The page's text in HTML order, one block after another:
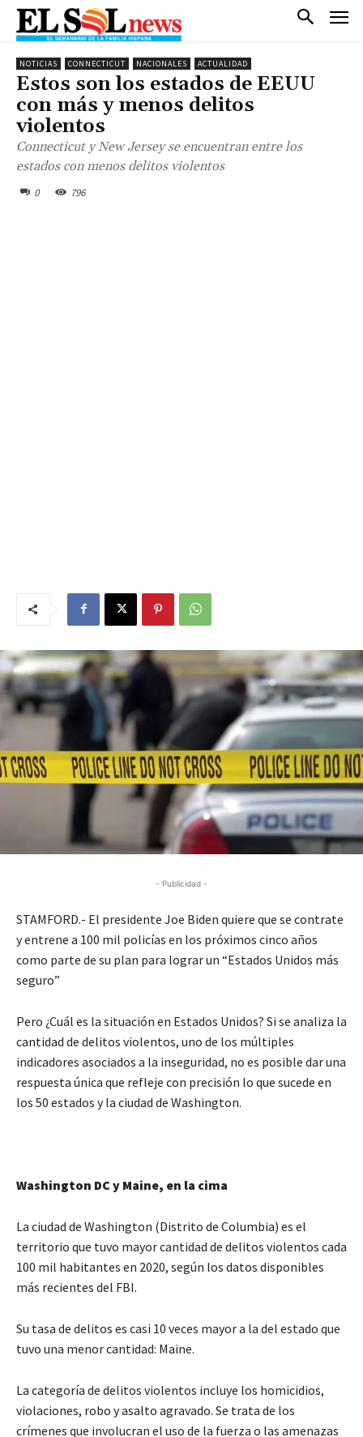
NOTICIAS CONNECTICUT NACIONALES ACTUALIDAD
Estos son los estados de EEUU
con más y menos delitos
violentos
Connecticut y New Jersey se encuentran entre los
estados con menos delitos violentos
0 796
- Publicidad -
STAMFORD.- El presidente Joe Biden quiere que se contrate
y entrene a 100 mil policías en los próximos cinco años
como parte de su plan para lograr un “Estados Unidos más
seguro”
Pero ¿Cuál es la situación en Estados Unidos? Si se analiza la
cantidad de delitos violentos, uno de los múltiples
indicadores asociados a la inseguridad, no es posible dar una
respuesta única que refleje con precisión lo que sucede en
los 50 estados y la ciudad de Washington.
Washington DC y Maine, en la cima
La ciudad de Washington (Distrito de Columbia) es el
territorio que tuvo mayor cantidad de delitos violentos cada
100 mil habitantes en 2020, según los datos disponibles
más recientes del FBI.
Su tasa de delitos es casi 10 veces mayor a la del estado que
tuvo una menor cantidad: Maine.
La categoría de delitos violentos incluye los homicidios,
violaciones, robo y asalto agravado. Se trata de los
crímenes que involucran el uso de la fuerza o las amenazas